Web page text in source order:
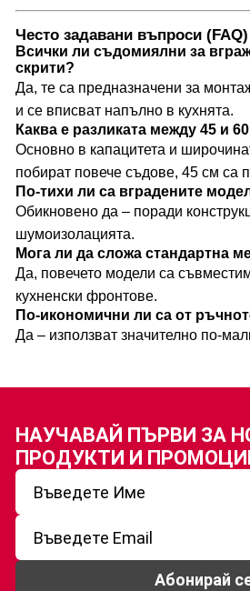
Често задавани въпроси (FAQ)
Всички ли съдомиялни за
скрити?
Да, те са предназначени за
и се вписват напълно в кухнята.
Каква е разликата между 45 и
Основно в капацитета и
побират повече съдове, 45 см са
По-тихи ли са вградените
Обикновено да – поради
шумоизолацията.
Мога ли да сложа стандартна
Да, повечето модели са
кухненски фронтове.
По-икономични ли са от
Да – използват значително по-
НАУЧАВАЙ ПЪРВИ ЗА
ПРОДУКТИ И
Абонирай